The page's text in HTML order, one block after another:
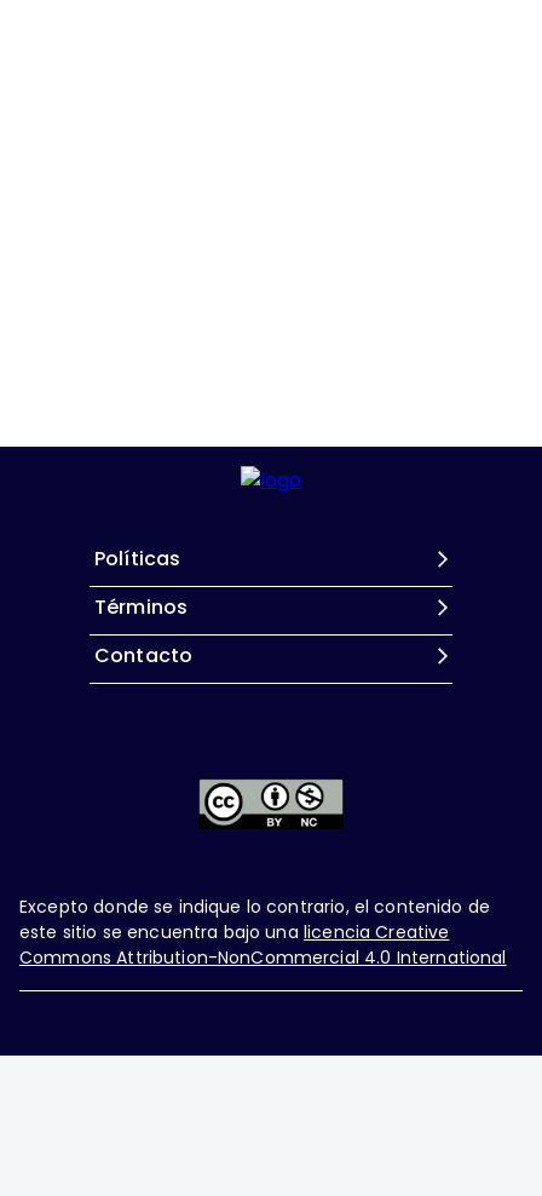
Políticas
Términos
Contacto
Excepto donde se indique lo contrario, el contenido de
este sitio se encuentra bajo una licencia Creative
Commons Attribution-NonCommercial 4.0 International